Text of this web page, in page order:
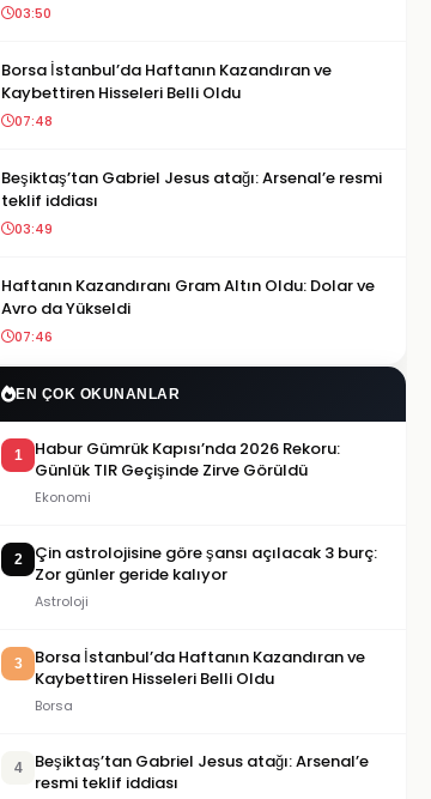
03:50
Borsa İstanbul’da Haftanın Kazandıran ve
Kaybettiren Hisseleri Belli Oldu
07:48
Beşiktaş’tan Gabriel Jesus atağı: Arsenal’e resmi
teklif iddiası
03:49
Haftanın Kazandıranı Gram Altın Oldu: Dolar ve
Avro da Yükseldi
07:46
EN ÇOK OKUNANLAR
1
Habur Gümrük Kapısı’nda 2026 Rekoru:
Günlük TIR Geçişinde Zirve Görüldü
Ekonomi
2
Çin astrolojisine göre şansı açılacak 3 burç:
Zor günler geride kalıyor
Astroloji
3
Borsa İstanbul’da Haftanın Kazandıran ve
Kaybettiren Hisseleri Belli Oldu
Borsa
4
Beşiktaş’tan Gabriel Jesus atağı: Arsenal’e
resmi teklif iddiası